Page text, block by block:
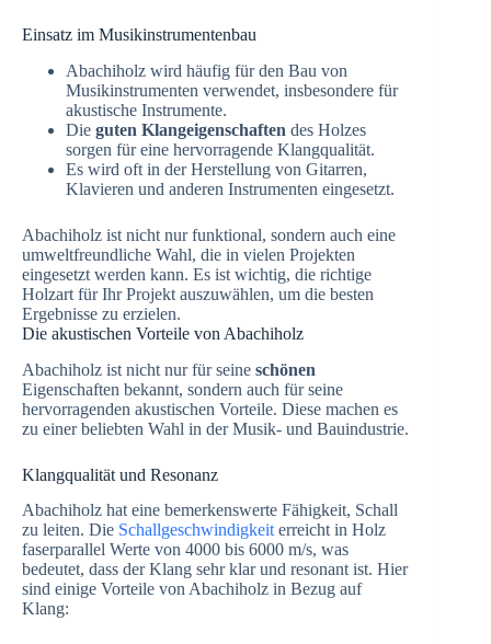
Einsatz im Musikinstrumentenbau
Abachiholz wird häufig für den Bau von
Musikinstrumenten verwendet, insbesondere für
akustische Instrumente.
Die guten Klangeigenschaften des Holzes
sorgen für eine hervorragende Klangqualität.
Es wird oft in der Herstellung von Gitarren,
Klavieren und anderen Instrumenten eingesetzt.
Abachiholz ist nicht nur funktional, sondern auch eine
umweltfreundliche Wahl, die in vielen Projekten
eingesetzt werden kann. Es ist wichtig, die richtige
Holzart für Ihr Projekt auszuwählen, um die besten
Ergebnisse zu erzielen.
Die akustischen Vorteile von Abachiholz
Abachiholz ist nicht nur für seine schönen
Eigenschaften bekannt, sondern auch für seine
hervorragenden akustischen Vorteile. Diese machen es
zu einer beliebten Wahl in der Musik- und Bauindustrie.
Klangqualität und Resonanz
Abachiholz hat eine bemerkenswerte Fähigkeit, Schall
zu leiten. Die Schallgeschwindigkeiterreicht in Holz
faserparallel Werte von 4000 bis 6000 m/s, was
bedeutet, dass der Klang sehr klar und resonant ist. Hier
sind einige Vorteile von Abachiholz in Bezug auf
Klang: